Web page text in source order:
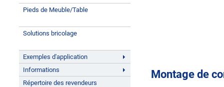
Pieds de Meuble/Table
Solutions bricolage
Exemples d'application
Informations
Répertoire des revendeurs
Montage de